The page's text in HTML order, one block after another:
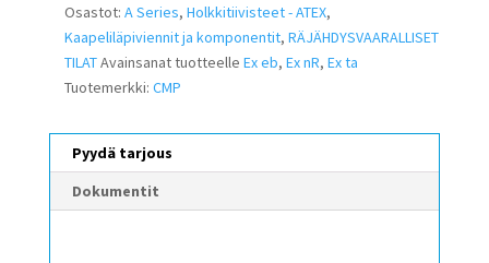
Osastot: A Series, Holkkitiivisteet - ATEX,
Kaapeliläpiviennit ja komponentit, RÄJÄHDYSVAARALLISET
TILATAvainsanat tuotteelle Ex eb, Ex nR, Ex ta
Tuotemerkki: CMP
Pyydä tarjous
Dokumentit